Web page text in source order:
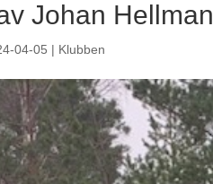
Johan Hellman
04-05 | Klubben